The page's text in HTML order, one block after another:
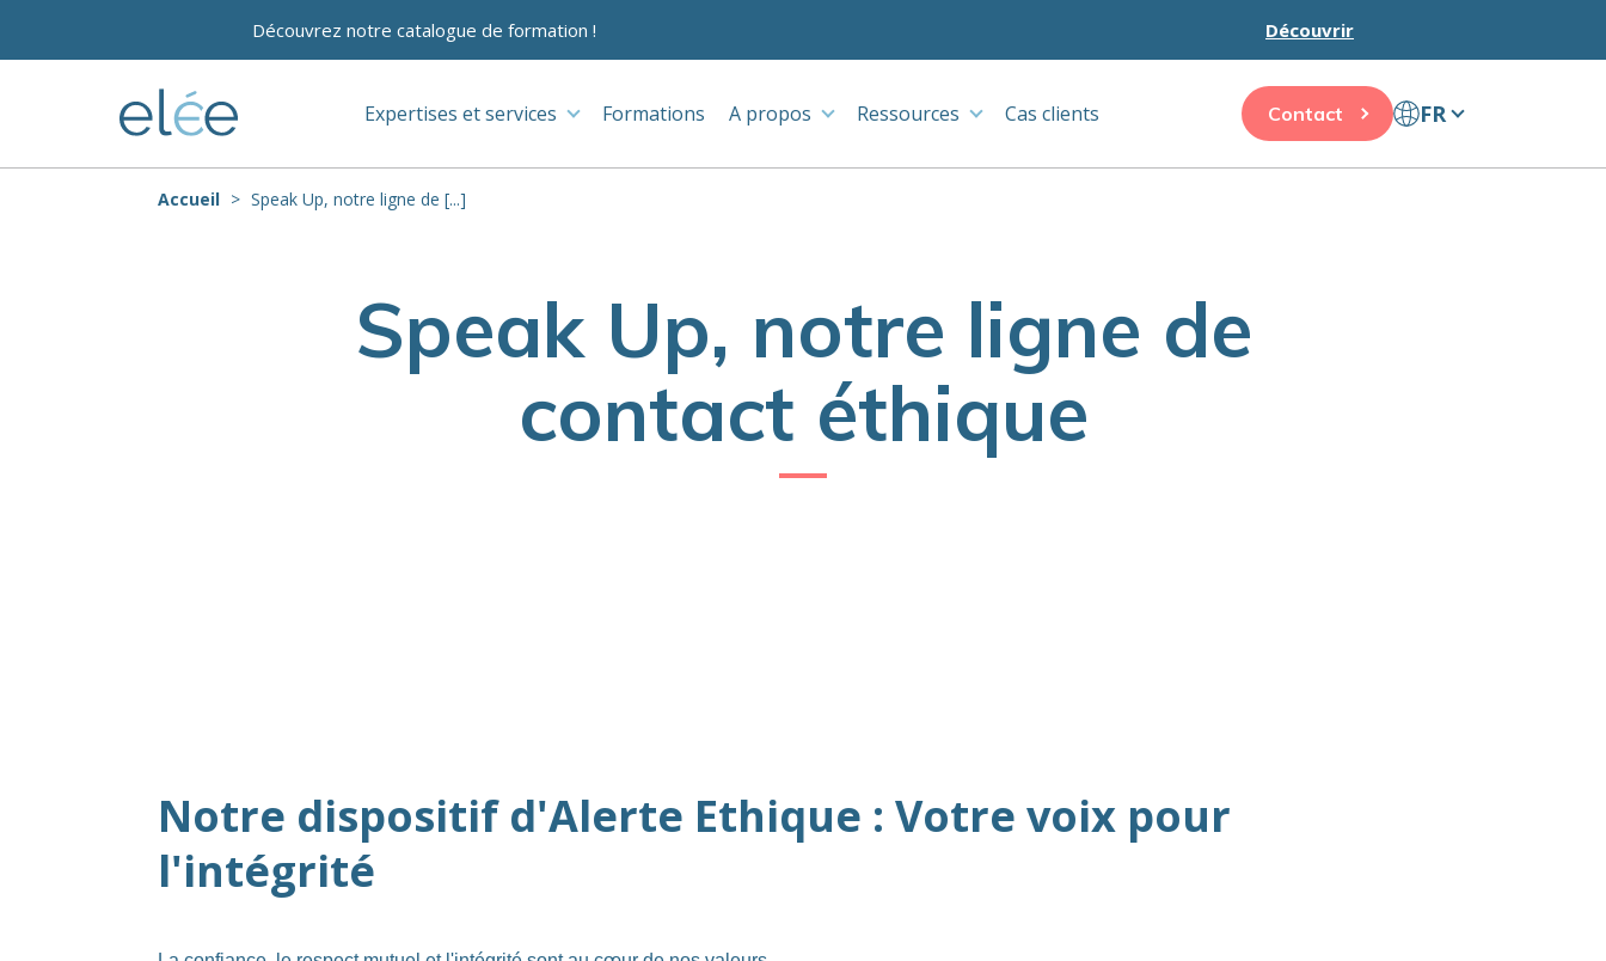
Découvrez notre catalogue de formation ! Découvrir
Expertises et services Formations A propos Ressources Cas clients Contact FR
Accueil Speak Up, notre ligne de [...]
Speak Up, notre ligne de
contact éthique
Notre dispositif d'Alerte Ethique : Votre voix pour
l'intégrité